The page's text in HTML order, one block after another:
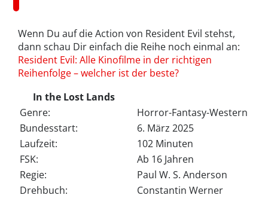
Wenn Du auf die Action von Resident Evil stehst,
dann schau Dir einfach die Reihe noch einmal an:
Resident Evil: Alle Kinofilme in der richtigen
Reihenfolge – welcher ist der beste?
In the Lost Lands
Genre:
Horror-Fantasy-Western
Bundesstart:
6. März 2025
Laufzeit:
102 Minuten
FSK:
Ab 16 Jahren
Regie:
Paul W. S. Anderson
Drehbuch:
Constantin Werner